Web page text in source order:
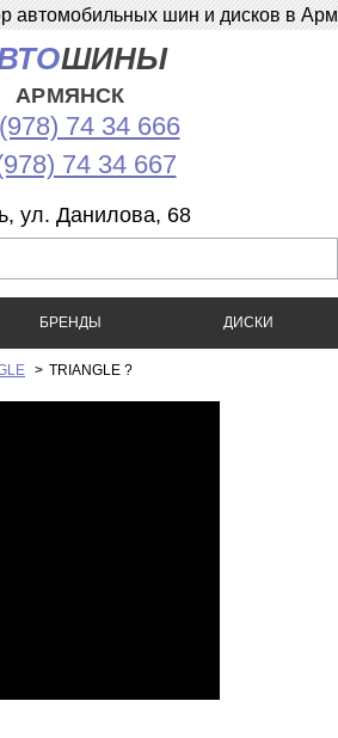
шин и дисков в
ШИНЫ
АРМЯНСК
74 34 666
74 34 667
ул. Данилова, 68
БРЕНДЫ ДИСКИ
> TRIANGLE ?